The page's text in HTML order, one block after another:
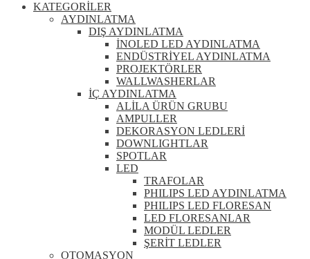
KATEGORİLER
AYDINLATMA
DIŞ AYDINLATMA
İNOLED LED AYDINLATMA
ENDÜSTRİYEL AYDINLATMA
PROJEKTÖRLER
WALLWASHERLAR
İÇ AYDINLATMA
ALİLA ÜRÜN GRUBU
AMPULLER
DEKORASYON LEDLERİ
DOWNLIGHTLAR
SPOTLAR
LED
TRAFOLAR
PHILIPS LED AYDINLATMA
PHILIPS LED FLORESAN
LED FLORESANLAR
MODÜL LEDLER
ŞERİT LEDLER
OTOMASYON